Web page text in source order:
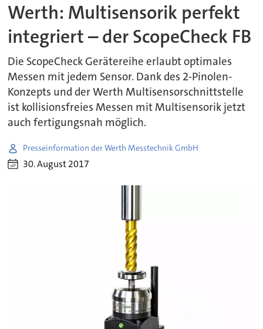
Werth: Multisensorik perfekt
integriert – der ScopeCheck FB
Die ScopeCheck Gerätereihe erlaubt optimales
Messen mit jedem Sensor. Dank des 2-Pinolen-
Konzepts und der Werth Multisensorschnittstelle
ist kollisionsfreies Messen mit Multisensorik jetzt
auch fertigungsnah möglich.
Presseinformation der Werth Messtechnik GmbH
30. August 2017